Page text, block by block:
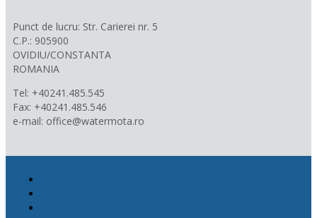
Punct de lucru: Str. Carierei nr. 5
C.P.: 905900
OVIDIU/CONSTANTA
ROMANIA
Tel: +40241.485.545
Fax: +40241.485.546
e-mail: office@watermota.ro